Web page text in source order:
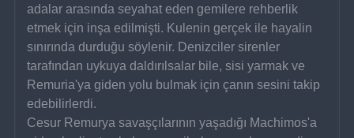
adalar arasında seyahat eden gemilere rehberlik
etmek için inşa edilmişti. Kulenin gerçek ile hayalin
sınırında durduğu söylenir. Denizciler sirenler
tarafından uykuya daldırılsalar bile, sisi yarmak ve
Remuria'ya giden yolu bulmak için çanın sesini takip
edebilirlerdi.
Cesur Remurya savaşçılarının yaşadığı Machimos'a